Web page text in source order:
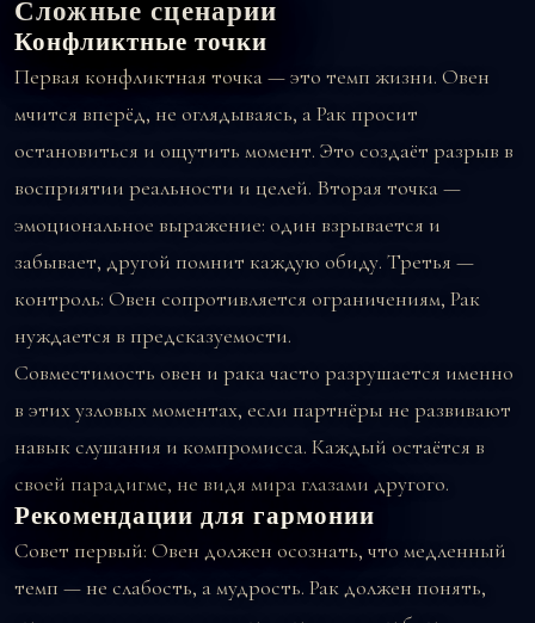
Сложные сценарии
Конфликтные точки
Первая конфликтная точка — это темп жизни. Овен
мчится вперёд, не оглядываясь, а Рак просит
остановиться и ощутить момент. Это создаёт разрыв в
восприятии реальности и целей. Вторая точка —
эмоциональное выражение: один взрывается и
забывает, другой помнит каждую обиду. Третья —
контроль: Овен сопротивляется ограничениям, Рак
нуждается в предсказуемости.
Совместимость овен и рака часто разрушается именно
в этих узловых моментах, если партнёры не развивают
навык слушания и компромисса. Каждый остаётся в
своей парадигме, не видя мира глазами другого.
Рекомендации для гармонии
Совет первый: Овен должен осознать, что медленный
темп — не слабость, а мудрость. Рак должен понять,